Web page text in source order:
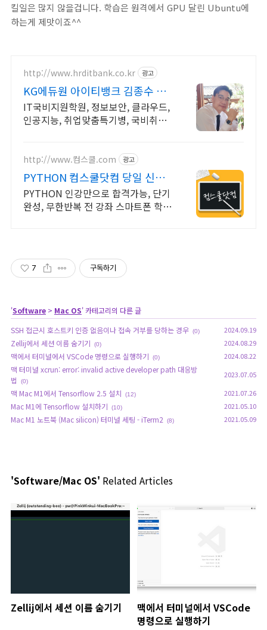
킬일은 많지 않을겁니다. 학습은 원격에서 GPU 달린 Ubuntu에
하는게 제맛이죠^^
http://www.hrditbank.co.kr 광고
KG에듀원 아이티뱅크 김종수 27
년경력전문가 IT취업상담
IT국비지원학원, 정보보안, 클라우드,
인공지능, 취업맞춤특기병, 국비취업
http://www.컴스쿨.com 광고
PYTHON 컴스쿨닷컴 당일 신청
&결제시 기프티콘!
PYTHON 인강만으로 합격가능, 단기
완성, 무한반복 전 강좌 스마트폰 학습
7 구독하기
'Software > Mac OS' 카테고리의 다른 글
SSH 접근시 호스트키 인증 없음이나 접속 거부를 당하는 경우 (0) 2024.09.19
Zellij에서 세션 이름 숨기기 (0) 2024.08.29
맥에서 터미널에서 VSCode 명령으로 실행하기 (0) 2024.08.22
맥 터미널 xcrun: error: invalid active developer path 대응방
법
(0)
2023.07.05
맥 Mac M1에서 Tensorflow 2.5 설치 (12) 2021.07.26
Mac M1에 Tensorflow 설치하기 (10) 2021.05.10
Mac M1 노트북 (Mac silicon) 터미널 세팅 - iTerm2 (8) 2021.05.09
'Software/Mac OS' Related Articles
Zellij에서 세션 이름 숨기기
맥에서 터미널에서 VSCode
명령으로 실행하기